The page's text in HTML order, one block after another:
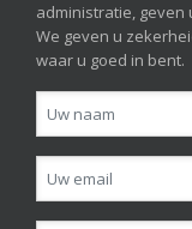
administratie, geven
We geven u
waar u goed in bent.